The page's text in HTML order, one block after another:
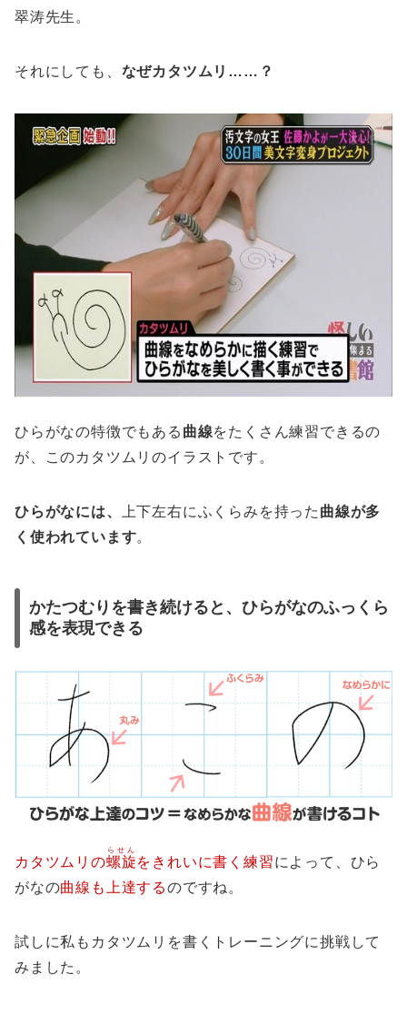
翠涛先生。
それにしても、 なぜカタツムリ……？
ひらがなの特徴でもある 曲線をたくさん練習できるの
が、このカタツムリのイラストです。
ひらがなには、 上下左右にふくらみを持った 曲線が多
く使われています。
かたつむりを書き続けると、ひらがなのふっくら
感を表現できる
カタツムリの螺旋
らせん
をきれいに書く練習によって、ひら
がなの曲線も上達するのですね。
試しに私もカタツムリを書くトレーニングに挑戦して
みました。